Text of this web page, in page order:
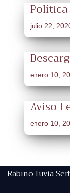
julio 22,
enero 10,
Aviso
enero 10,
Rabino Tuvia